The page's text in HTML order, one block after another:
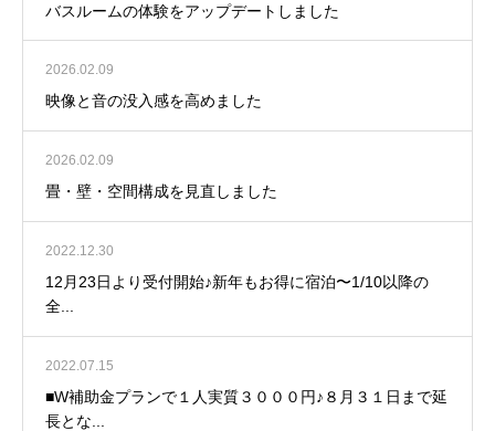
バスルームの体験をアップデートしました
2026.02.09
映像と音の没入感を高めました
2026.02.09
畳・壁・空間構成を見直しました
2022.12.30
12月23日より受付開始♪新年もお得に宿泊〜1/10以降の
全...
2022.07.15
■W補助金プランで１人実質３０００円♪８月３１日まで延
長とな...